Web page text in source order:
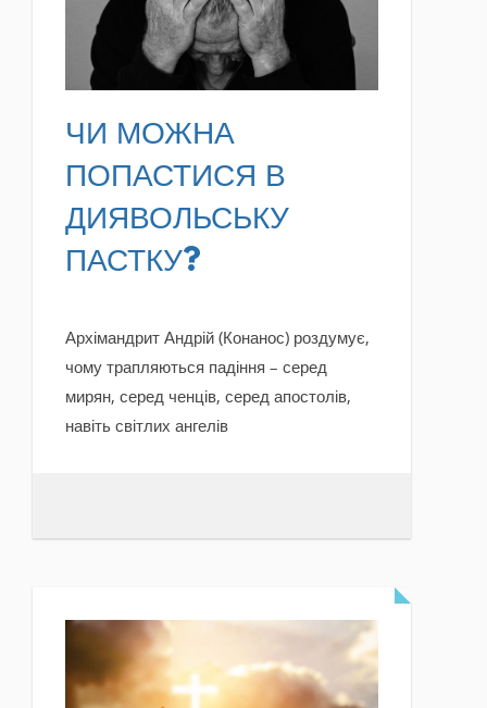
ЧИ МОЖНА
ПОПАСТИСЯ В
ДИЯВОЛЬСЬКУ
ПАСТКУ?
Архімандрит Андрій (Конанос) роздумує,
чому трапляються падіння – серед
мирян, серед ченців, серед апостолів,
навіть світлих ангелів